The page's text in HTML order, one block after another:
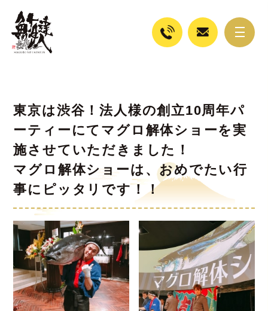
東京は渋谷！法人様の創立10周年パ
ーティーにてマグロ解体ショーを実
施させていただきました！
マグロ解体ショーは、おめでたい行
事にピッタリです！！